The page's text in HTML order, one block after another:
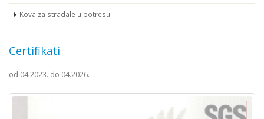
Kova za stradale u potresu
Certifikati
od 04.2023. do 04.2026.